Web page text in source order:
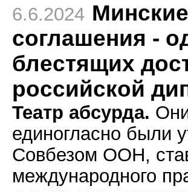
6.6.2024 Минские
соглашения -
блестящих
российской
Театр абсурда.
единогласно были
Совбезом ООН,
международного